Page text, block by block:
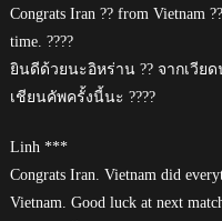
Congrats Iran ?? from Vietnam
time. ????
ยินดีด้วยนะอิหร่าน ?? จากเวีย
เชียนคัพครั้งนี้นะ ????
Linh ***
Congrats Iran. Vietnam did
Vietnam. Good luck at next